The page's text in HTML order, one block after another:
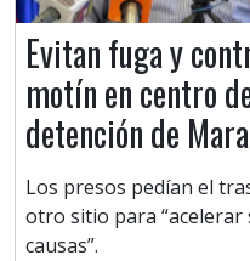
Evitan fuga y
motín en centro
detención de
Los presos pedían el
otro sitio para “acelerar
causas”.